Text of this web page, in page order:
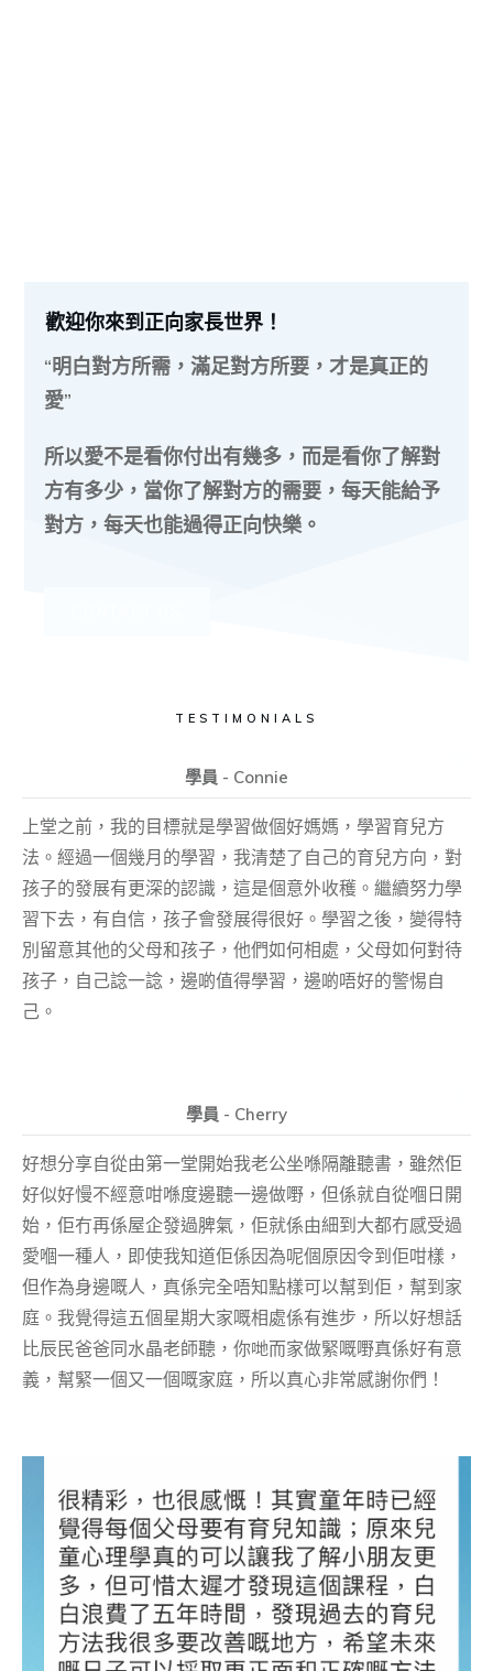
歡迎你來到正向家長世界！
“明白對方所需，滿足對方所要，才是真正的
愛”
所以愛不是看你付出有幾多，而是看你了解對
方有多少，當你了解對方的需要，每天能給予
對方，每天也能過得正向快樂。
TESTIMONIALS
學員 - Connie
上堂之前，我的目標就是學習做個好媽媽，學習育兒方
法。經過一個幾月的學習，我清楚了自己的育兒方向，對
孩子的發展有更深的認識，這是個意外收穫。繼續努力學
習下去，有自信，孩子會發展得很好。學習之後，變得特
別留意其他的父母和孩子，他們如何相處，父母如何對待
孩子，自己諗一諗，邊啲值得學習，邊啲唔好的警惕自
己。
學員 - Cherry
好想分享自從由第一堂開始我老公坐喺隔離聽書，雖然佢
好似好慢不經意咁喺度邊聽一邊做嘢，但係就自從嗰日開
始，佢冇再係屋企發過脾氣，佢就係由細到大都冇感受過
愛嗰一種人，即使我知道佢係因為呢個原因令到佢咁樣，
但作為身邊嘅人，真係完全唔知點樣可以幫到佢，幫到家
庭。我覺得這五個星期大家嘅相處係有進步，所以好想話
比辰民爸爸同水晶老師聽，你哋而家做緊嘅嘢真係好有意
義，幫緊一個又一個嘅家庭，所以真心非常感謝你們！